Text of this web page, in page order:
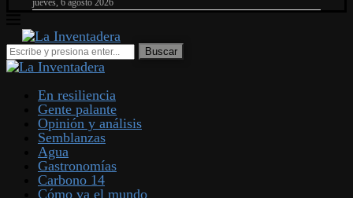
jueves, 6 agosto 2026
En resiliencia
Gente palante
Opinión y análisis
Semblanzas
Agua
Gastronomías
Carbono 14
Cómo va el mundo